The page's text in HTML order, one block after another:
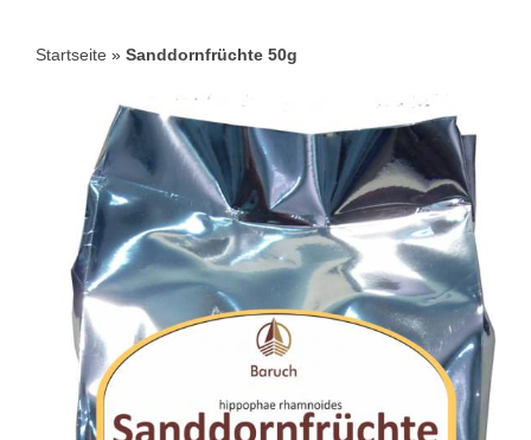
Startseite » Sanddornfrüchte 50g